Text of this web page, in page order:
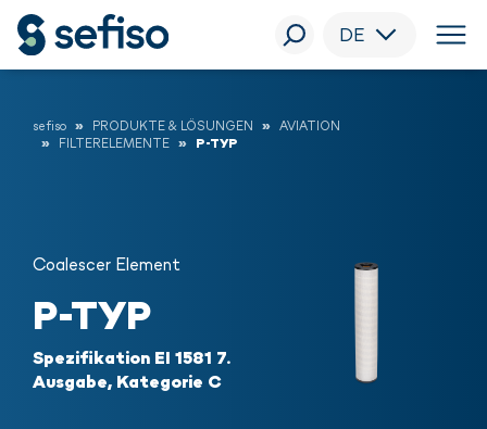
DE
sefiso PRODUKTE & LÖSUNGEN
AVIATION
FILTERELEMENTE
P-TYP
Coalescer Element
P-TYP
Spezifikation EI 1581 7.
Ausgabe, Kategorie C